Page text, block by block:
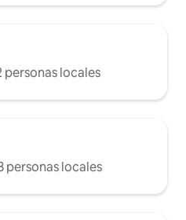
personas locales
personas locales